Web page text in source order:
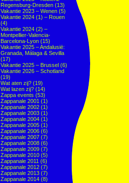
Regensburg-Dresden (13)
Vakantie 2023 – Wenen (5)
Vakantie 2024 (1) – Rouen
(4)
Vakantie 2024 (2) –
Montpellier-Valencia-
Barcelona-Lyon (15)
Vakantie 2025 – Andalusië:
Granada, Málaga & Sevilla
(17)
Vakantie 2025 – Brussel (6)
Vakantie 2026 – Schotland
(19)
Wat aten zij? (19)
Wat lazen zij? (14)
Zappa events (53)
Zappanale 2001 (1)
Zappanale 2002 (1)
Zappanale 2003 (1)
Zappanale 2004 (1)
Zappanale 2005 (1)
Zappanale 2006 (6)
Zappanale 2007 (7)
Zappanale 2008 (6)
Zappanale 2009 (7)
Zappanale 2010 (5)
Zappanale 2011 (6)
Zappanale 2012 (7)
Zappanale 2013 (7)
Zappanale 2014 (8)